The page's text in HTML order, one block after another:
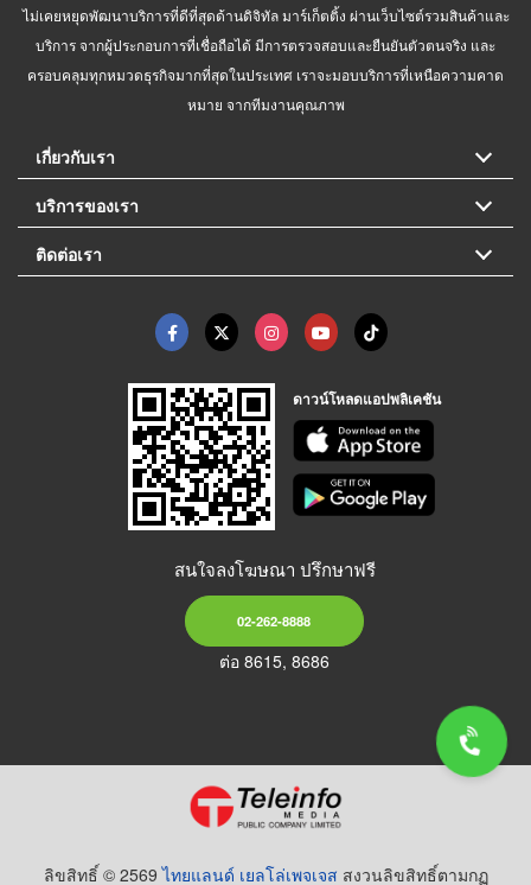
ไม่เคยหยุดพัฒนาบริการที่ดีที่สุดด้านดิจิทัล มาร์เก็ตติ้ง ผ่านเว็บไซต์รวมสินค้าและ
บริการ จากผู้ประกอบการที่เชื่อถือได้ มีการตรวจสอบและยืนยันตัวตนจริง และ
ครอบคลุมทุกหมวดธุรกิจมากที่สุดในประเทศ เราจะมอบบริการที่เหนือความคาด
หมาย จากทีมงานคุณภาพ
เกี่ยวกับเรา
บริการของเรา
ติดต่อเรา
ดาวน์โหลดแอปพลิเคชัน
สนใจลงโฆษณา ปรึกษาฟรี
02-262-8888
ต่อ 8615, 8686
ลิขสิทธิ์ © 2569ไทยแลนด์ เยลโล่เพจเจส สงวนลิขสิทธิ์ตามกฏ